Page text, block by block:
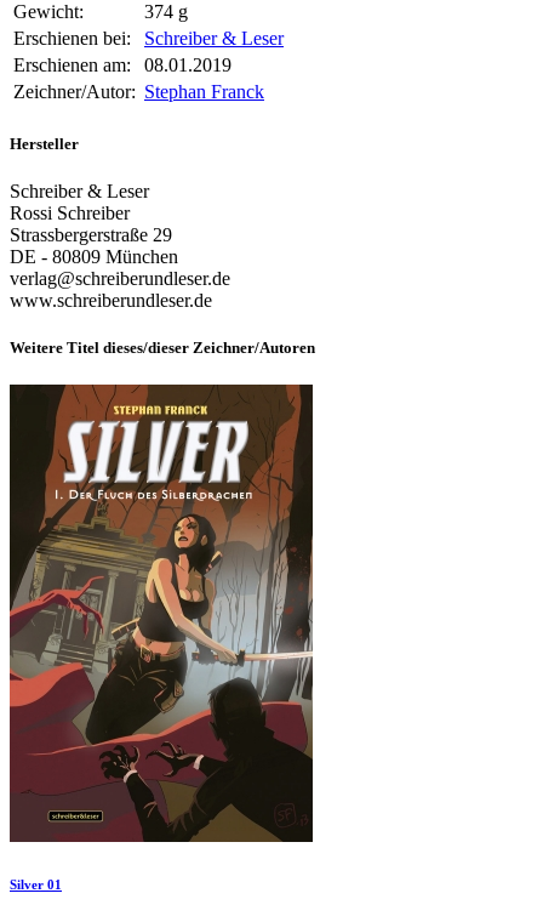
Gewicht:
374 g
Erschienen bei:
Schreiber & Leser
Erschienen am:
08.01.2019
Zeichner/Autor: Stephan Franck
Hersteller
Schreiber & Leser
Rossi Schreiber
Strassbergerstraße 29
DE - 80809 München
verlag@schreiberundleser.de
www.schreiberundleser.de
Weitere Titel dieses/dieser Zeichner/Autoren
Silver 01